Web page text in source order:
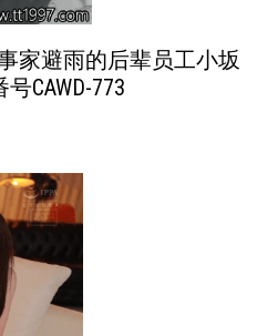
家避雨的后辈员工小坂
CAWD-773